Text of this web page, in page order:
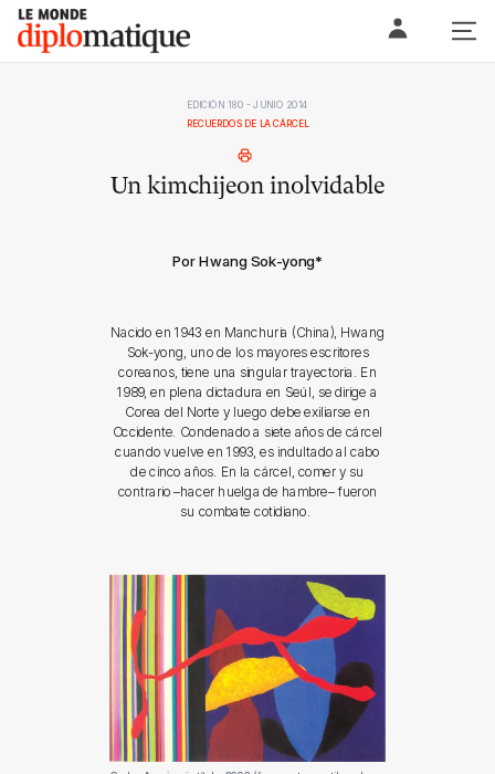
Skip
content
Le monde diplomatique
EDICIÓN 180 - JUNIO 2014
RECUERDOS DE LA CÁRCEL
Un kimchijeon inolvidable
Por Hwang Sok-yong*
Nacido en 1943 en Manchuria (China), Hwang
Sok-yong, uno de los mayores escritores
coreanos, tiene una singular trayectoria. En
1989, en plena dictadura en Seúl, se dirige a
Corea del Norte y luego debe exiliarse en
Occidente. Condenado a siete años de cárcel
cuando vuelve en 1993, es indultado al cabo
de cinco años. En la cárcel, comer y su
contrario –hacer huelga de hambre– fueron
su combate cotidiano.